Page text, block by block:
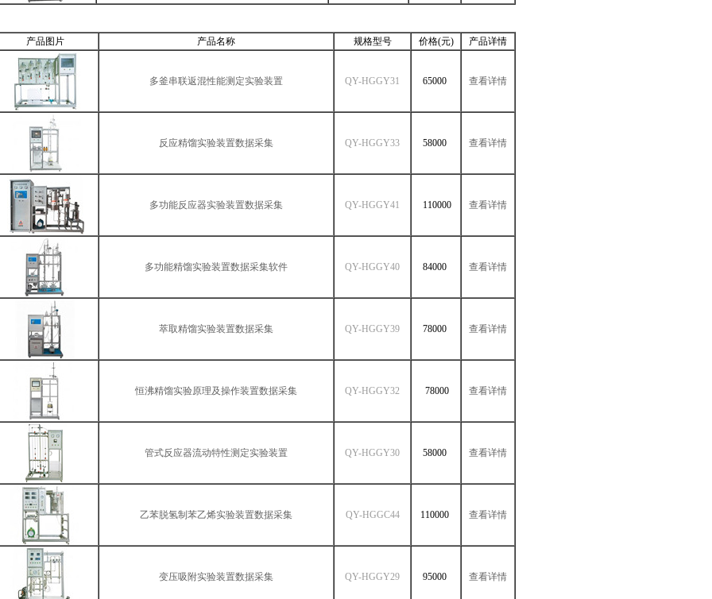
产品图片 产品名称 规格型号 价格(元) 产品详情
多釜串联返混性能测定实验装置 QY-HGGY31 65000 查看详情
反应精馏实验装置数据采集 QY-HGGY33 58000 查看详情
多功能反应器实验装置数据采集 QY-HGGY41 110000 查看详情
多功能精馏实验装置数据采集软件 QY-HGGY40 84000 查看详情
萃取精馏实验装置数据采集 QY-HGGY39 78000 查看详情
恒沸精馏实验原理及操作装置数据采集 QY-HGGY32 78000 查看详情
管式反应器流动特性测定实验装置 QY-HGGY30 58000 查看详情
乙苯脱氢制苯乙烯实验装置数据采集 QY-HGGC44 110000 查看详情
变压吸附实验装置数据采集 QY-HGGY29 95000 查看详情